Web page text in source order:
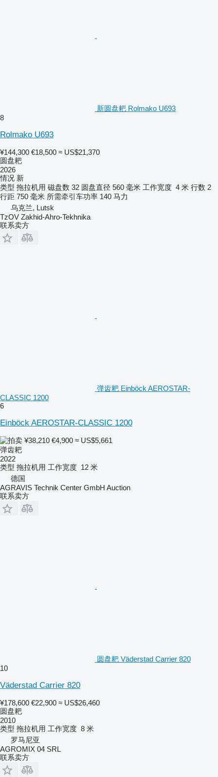
新圆盘耙 Rolmako U693
8
Rolmako U693
¥144,300 €18,500 ≈ US$21,370
圆盘耙
2026
情况 新
类型 拖拉机用 磁盘数 32 圆盘直径 560 毫米 工作宽度 4 米 行数 2
行距 750 毫米 所需牵引车功率 140 马力
乌克兰, Lutsk
TzOV Zakhid-Ahro-Tekhnika
联系卖方
弹齿耙 Einböck AEROSTAR-
CLASSIC 1200
6
Einböck AEROSTAR-CLASSIC 1200
¥38,210 €4,900 ≈ US$5,661
弹齿耙
2022
类型 拖拉机用 工作宽度 12 米
德国
AGRAVIS Technik Center GmbH Auction
联系卖方
圆盘耙 Väderstad Carrier 820
10
Väderstad Carrier 820
¥178,600 €22,900 ≈ US$26,460
圆盘耙
2010
类型 拖拉机用 工作宽度 8 米
罗马尼亚
AGROMIX 04 SRL
联系卖方